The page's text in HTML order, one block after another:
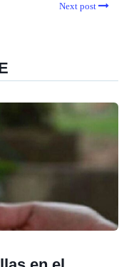
Next post